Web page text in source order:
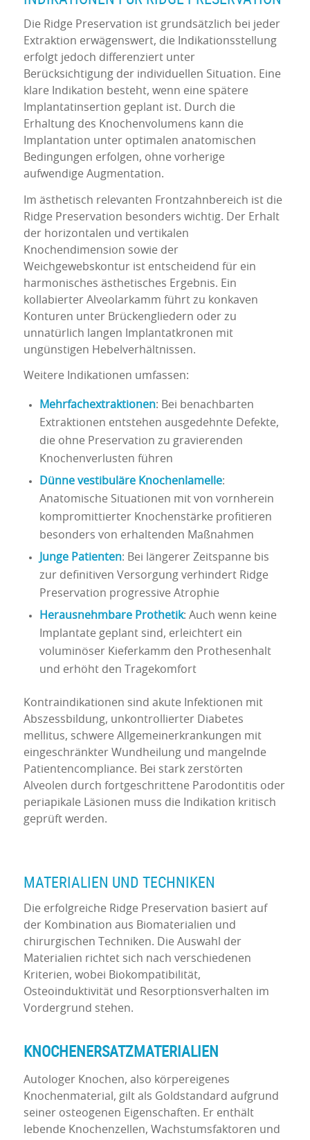
Die Ridge Preservation ist grundsätzlich bei jeder
Extraktion erwägenswert, die Indikationsstellung
erfolgt jedoch differenziert unter
Berücksichtigung der individuellen Situation. Eine
klare Indikation besteht, wenn eine spätere
Implantatinsertion geplant ist. Durch die
Erhaltung des Knochenvolumens kann die
Implantation unter optimalen anatomischen
Bedingungen erfolgen, ohne vorherige
aufwendige Augmentation.
Im ästhetisch relevanten Frontzahnbereich ist die
Ridge Preservation besonders wichtig. Der Erhalt
der horizontalen und vertikalen
Knochendimension sowie der
Weichgewebskontur ist entscheidend für ein
harmonisches ästhetisches Ergebnis. Ein
kollabierter Alveolarkamm führt zu konkaven
Konturen unter Brückengliedern oder zu
unnatürlich langen Implantatkronen mit
ungünstigen Hebelverhältnissen.
Weitere Indikationen umfassen:
Mehrfachextraktionen: Bei benachbarten
Extraktionen entstehen ausgedehnte Defekte,
die ohne Preservation zu gravierenden
Knochenverlusten führen
Dünne vestibuläre Knochenlamelle:
Anatomische Situationen mit von vornherein
kompromittierter Knochenstärke profitieren
besonders von erhaltenden Maßnahmen
Junge Patienten: Bei längerer Zeitspanne bis
zur definitiven Versorgung verhindert Ridge
Preservation progressive Atrophie
Herausnehmbare Prothetik: Auch wenn keine
Implantate geplant sind, erleichtert ein
voluminöser Kieferkamm den Prothesenhalt
und erhöht den Tragekomfort
Kontraindikationen sind akute Infektionen mit
Abszessbildung, unkontrollierter Diabetes
mellitus, schwere Allgemeinerkrankungen mit
eingeschränkter Wundheilung und mangelnde
Patientencompliance. Bei stark zerstörten
Alveolen durch fortgeschrittene Parodontitis oder
periapikale Läsionen muss die Indikation kritisch
geprüft werden.
MATERIALIEN UND TECHNIKEN
Die erfolgreiche Ridge Preservation basiert auf
der Kombination aus Biomaterialien und
chirurgischen Techniken. Die Auswahl der
Materialien richtet sich nach verschiedenen
Kriterien, wobei Biokompatibilität,
Osteoinduktivität und Resorptionsverhalten im
Vordergrund stehen.
KNOCHENERSATZMATERIALIEN
Autologer Knochen, also körpereigenes
Knochenmaterial, gilt als Goldstandard aufgrund
seiner osteogenen Eigenschaften. Er enthält
lebende Knochenzellen, Wachstumsfaktoren und